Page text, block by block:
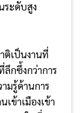
ระดับสูง
ติเป็นงานที่
ลึกซึ้งกว่าการ
มรู้ด้านการ
ข้าเมืองเข้า